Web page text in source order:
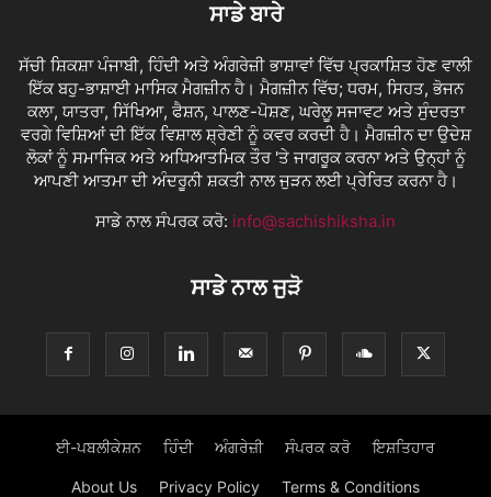
ਸਾਡੇ ਬਾਰੇ
ਸੱਚੀ ਸ਼ਿਕਸ਼ਾ ਪੰਜਾਬੀ, ਹਿੰਦੀ ਅਤੇ ਅੰਗਰੇਜ਼ੀ ਭਾਸ਼ਾਵਾਂ ਵਿੱਚ ਪ੍ਰਕਾਸ਼ਿਤ ਹੋਣ ਵਾਲੀ
ਇੱਕ ਬਹੁ-ਭਾਸ਼ਾਈ ਮਾਸਿਕ ਮੈਗਜ਼ੀਨ ਹੈ। ਮੈਗਜ਼ੀਨ ਵਿੱਚ; ਧਰਮ, ਸਿਹਤ, ਭੋਜਨ
ਕਲਾ, ਯਾਤਰਾ, ਸਿੱਖਿਆ, ਫੈਸ਼ਨ, ਪਾਲਣ-ਪੋਸ਼ਣ, ਘਰੇਲੂ ਸਜਾਵਟ ਅਤੇ ਸੁੰਦਰਤਾ
ਵਰਗੇ ਵਿਸ਼ਿਆਂ ਦੀ ਇੱਕ ਵਿਸ਼ਾਲ ਸ਼੍ਰੇਣੀ ਨੂੰ ਕਵਰ ਕਰਦੀ ਹੈ। ਮੈਗਜ਼ੀਨ ਦਾ ਉਦੇਸ਼
ਲੋਕਾਂ ਨੂੰ ਸਮਾਜਿਕ ਅਤੇ ਅਧਿਆਤਮਿਕ ਤੌਰ 'ਤੇ ਜਾਗਰੂਕ ਕਰਨਾ ਅਤੇ ਉਨ੍ਹਾਂ ਨੂੰ
ਆਪਣੀ ਆਤਮਾ ਦੀ ਅੰਦਰੂਨੀ ਸ਼ਕਤੀ ਨਾਲ ਜੁੜਨ ਲਈ ਪ੍ਰੇਰਿਤ ਕਰਨਾ ਹੈ।
ਸਾਡੇ ਨਾਲ ਸੰਪਰਕ ਕਰੋ: info@sachishiksha.in
ਸਾਡੇ ਨਾਲ ਜੁੜੋ
ਈ-ਪਬਲੀਕੇਸ਼ਨ ਹਿੰਦੀ ਅੰਗਰੇਜ਼ੀ ਸੰਪਰਕ ਕਰੋ ਇਸ਼ਤਿਹਾਰ
About Us Privacy Policy Terms & Conditions